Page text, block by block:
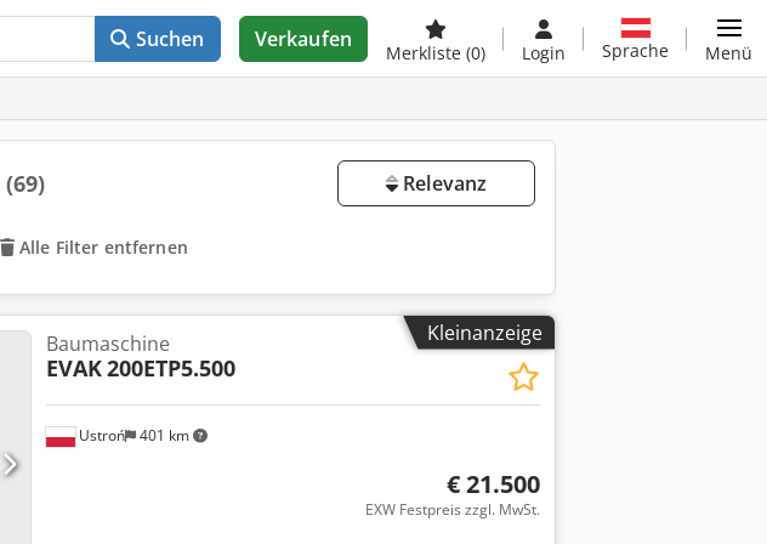
Suchen Verkaufen
Merkliste (0) Login Sprache Menü
(69) Relevanz
Alle Filter entfernen
Kleinanzeige
Ustroń 401 km
Baumaschine
EVAK200ETP5.500
€ 21.500
EXW Festpreis zzgl. MwSt.